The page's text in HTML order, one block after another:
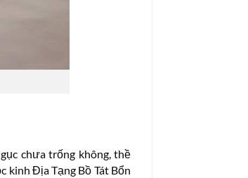
chưa trống không, thề
kinh Địa Tạng Bồ Tát Bổn